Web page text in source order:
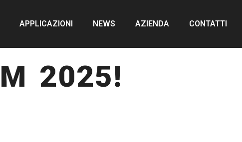
APPLICAZIONI NEWS AZIENDA CONTATTI
2025!